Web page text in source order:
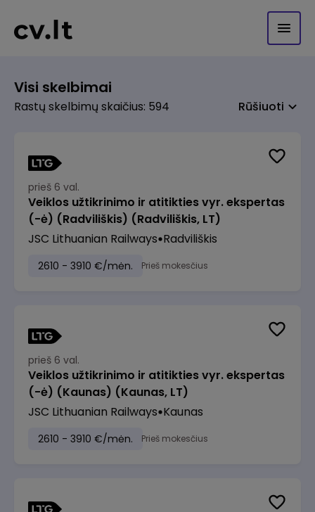
Visi skelbimai
Rastų skelbimų skaičius: 594 Rūšiuoti
prieš 6 val.
Veiklos užtikrinimo ir atitikties vyr. ekspertas
(-ė) (Radviliškis) (Radviliškis, LT)
JSC Lithuanian Railways Radviliškis
2610 - 3910 €/mėn. Prieš mokesčius
prieš 6 val.
Veiklos užtikrinimo ir atitikties vyr. ekspertas
(-ė) (Kaunas) (Kaunas, LT)
JSC Lithuanian Railways Kaunas
2610 - 3910 €/mėn. Prieš mokesčius